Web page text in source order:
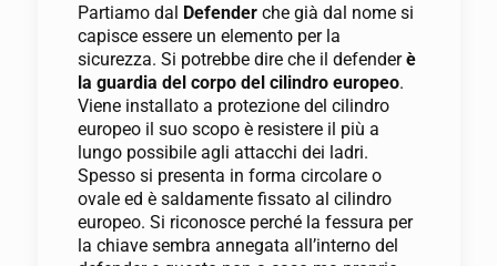
Partiamo dal Defenderche già dal nome si
capisce essere un elemento per la
sicurezza. Si potrebbe dire che il defenderè
la guardia del corpo del cilindro europeo.
Viene installato a protezione del cilindro
europeo il suo scopo è resistere il più a
lungo possibile agli attacchi dei ladri.
Spesso si presenta in forma circolare o
ovale ed è saldamente fissato al cilindro
europeo. Si riconosce perché la fessura per
la chiave sembra annegata all’interno del